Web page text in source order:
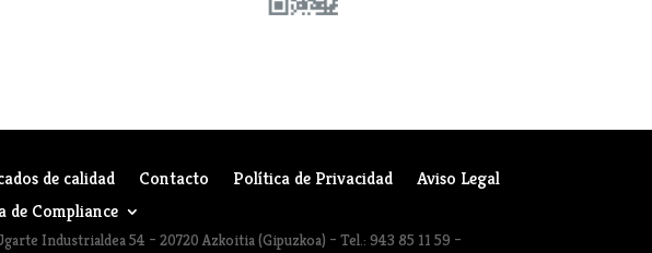
de calidad Contacto Política de Privacidad
Aviso Legal
de Compliance
Industrialdea 54 – 20720 Azkoitia (Gipuzkoa) – Tel.: 943 85 11 59 –